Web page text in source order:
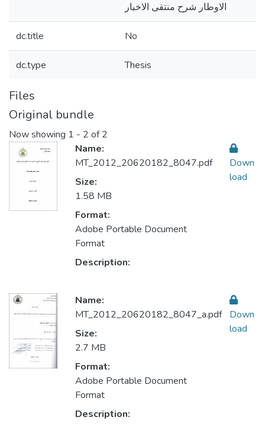
الاوطار شرح منتقى الاخبار
dc.title No
dc.type Thesis
Files
Original bundle
Now showing 1 - 2 of 2
Name:
MT_2012_20620182_8047.pdf
Size:
1.58 MB
Format:
Adobe Portable Document
Format
Description:
Down
load
Name:
MT_2012_20620182_8047_a.pdf
Size:
2.7 MB
Format:
Adobe Portable Document
Format
Description:
Down
load